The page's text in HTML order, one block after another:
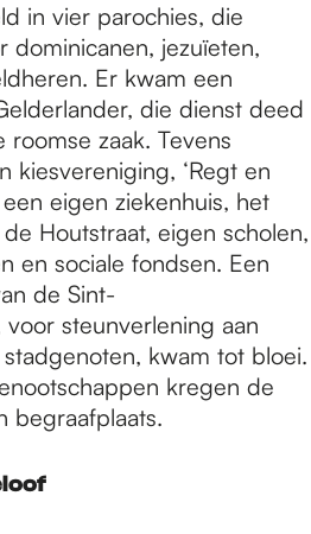
in vier parochies, die
jezuïeten,
Er kwam een
die dienst deed
zaak. Tevens
kiesvereniging, ‘Regt en
eigen ziekenhuis, het
Houtstraat, eigen scholen,
en sociale fondsen. Een
de Sint-
steunverlening aan
kwam tot bloei.
kregen de
begraafplaats.